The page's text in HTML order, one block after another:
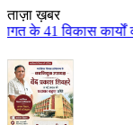
ताज़ा ख़बर
लोकार्पण